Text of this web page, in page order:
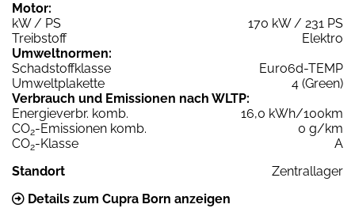
Motor:
kW / PS
170 kW / 231 PS
Treibstoff
Elektro
Umweltnormen:
Schadstoffklasse
Euro6d-TEMP
Umweltplakette
4 (Green)
Verbrauch und Emissionen nach WLTP:
Energieverbr. komb.
16,0 kWh/100km
CO2-Emissionen komb.
0 g/km
CO2-Klasse
A
Standort
Zentrallager
Details zum Cupra Born anzeigen